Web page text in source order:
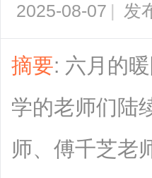
2025-08-07 | 发
摘要: 六月的
学的老师们陆
师、傅千芝老